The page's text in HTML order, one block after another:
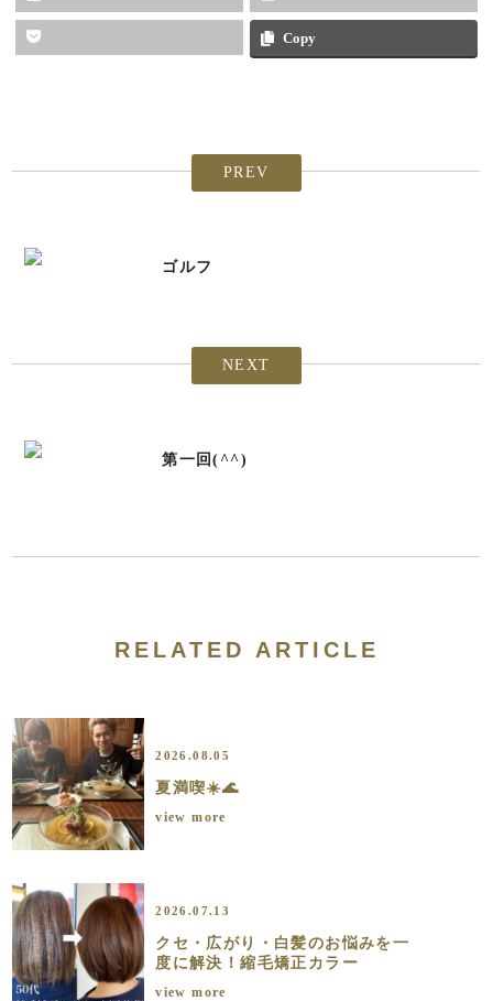
Copy
PREV
ゴルフ
NEXT
第一回(^^)
RELATED ARTICLE
2026.08.05
夏満喫☀️🌊
view more
2026.07.13
クセ・広がり・白髪のお悩みを一
度に解決！縮毛矯正カラー
view more